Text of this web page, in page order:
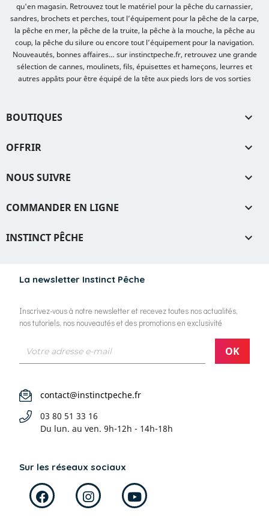
La newsletter Instinct Pêche
Inscrivez-vous à notre newsletter et recevez toutes nos actualités,
nos tutoriels, nos nouveautés et des promotions en exclusivité
contact@instinctpeche.fr
03 80 51 33 16
Du lun. au ven. 9h-12h - 14h-18h
Sur les réseaux sociaux
qu'en magasin. Retrouvez tout le matériel pour la pêche du carnassier,
sandres, brochets et perches, tout l’équipement pour la pêche de la carpe,
la pêche en mer, la pêche de la truite, la pêche à la mouche, la pêche au
coup, la pêche du silure ou encore tout l’équipement pour la navigation.
Nouveautés, bonnes affaires… sur instinctpeche.fr, retrouvez une grande
sélection de cannes, moulinets, fils, épuisettes et hameçons, leurres et
autres appâts pour être équipé de la tête aux pieds lors de vos sorties
BOUTIQUES 
OFFRIR 
NOUS SUIVRE 
COMMANDER EN LIGNE 
INSTINCT PÊCHE 